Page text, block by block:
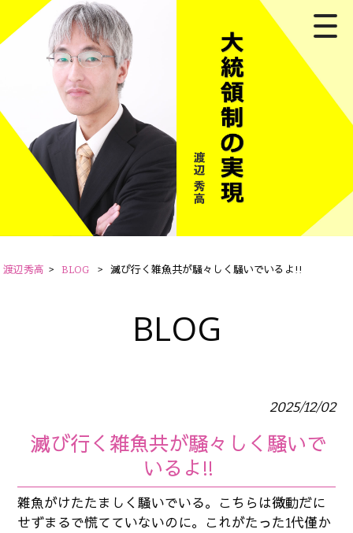
渡辺秀高 > BLOG > 滅び行く雑魚共が騒々しく騒いでいるよ!!
BLOG
2025/12/02
滅び行く雑魚共が騒々しく騒いで
いるよ!!
雑魚がけたたましく騒いでいる。こちらは微動だに
せずまるで慌てていないのに。これがたった1代僅か